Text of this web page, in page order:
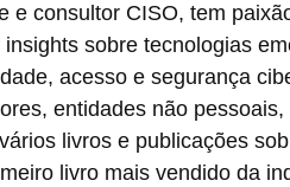
e consultor CISO, tem
sobre tecnologias
acesso e segurança
entidades não
livros e publicações
livro mais vendido da